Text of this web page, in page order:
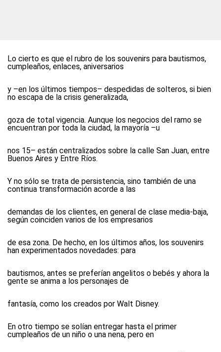
Lo cierto es que el rubro de los souvenirs para bautismos,
cumpleaños, enlaces, aniversarios
y –en los últimos tiempos– despedidas de solteros, si bien
no escapa de la crisis generalizada,
goza de total vigencia. Aunque los negocios del ramo se
encuentran por toda la ciudad, la mayoría –u
nos 15– están centralizados sobre la calle San Juan, entre
Buenos Aires y Entre Ríos.
Y no sólo se trata de persistencia, sino también de una
continua transformación acorde a las
demandas de los clientes, en general de clase media-baja,
según coinciden varios de los empresarios
de esa zona. De hecho, en los últimos años, los souvenirs
han experimentados novedades: para
bautismos, antes se preferían angelitos o bebés y ahora la
gente se anima a los personajes de
fantasía, como los creados por Walt Disney.
En otro tiempo se solían entregar hasta el primer
cumpleaños de un niño o una nena, pero en